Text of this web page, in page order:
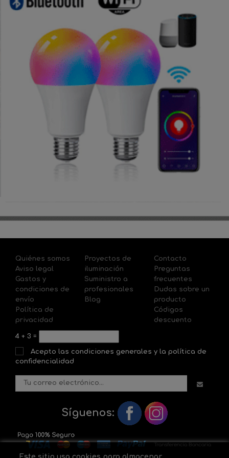
Quiénes somos
Aviso legal
Gastos y
condiciones de
envío
Política de
privacidad
Proyectos de
iluminación
Suministro a
profesionales
Blog
Contacto
Preguntas
frecuentes
Dudas sobre un
producto
Códigos
descuento
4 + 3 =
Acepto las condiciones generales y la política de
confidencialidad
Síguenos: